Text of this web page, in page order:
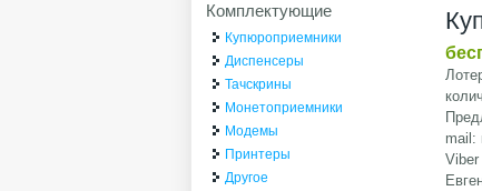
mail:
Viber
Комплектующие
Купюроприемники
Диспенсеры
Тачскрины
Монетоприемники
Модемы
Принтеры
Другое